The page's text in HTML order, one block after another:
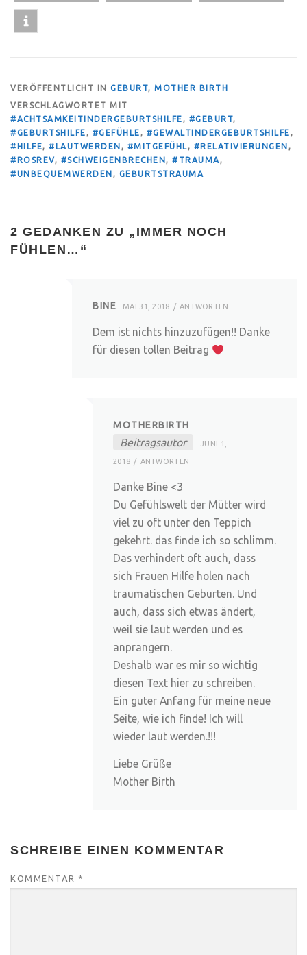
VERÖFFENTLICHT IN GEBURT, MOTHER BIRTH
VERSCHLAGWORTET MIT
#ACHTSAMKEITINDERGEBURTSHILFE, #GEBURT,
#GEBURTSHILFE, #GEFÜHLE, #GEWALTINDERGEBURTSHILFE,
#HILFE, #LAUTWERDEN, #MITGEFÜHL, #RELATIVIERUNGEN,
#ROSREV, #SCHWEIGENBRECHEN, #TRAUMA,
#UNBEQUEMWERDEN, GEBURTSTRAUMA
2 GEDANKEN ZU „ IMMER NOCH
FÜHLEN… “
BINE MAI 31, 2018 ANTWORTEN
Dem ist nichts hinzuzufügen!! Danke
für diesen tollen Beitrag
MOTHERBIRTH
Beitragsautor JUNI 1,
2018 ANTWORTEN
Danke Bine <3
Du Gefühlswelt der Mütter wird
viel zu oft unter den Teppich
gekehrt. das finde ich so schlimm.
Das verhindert oft auch, dass
sich Frauen Hilfe holen nach
traumatischen Geburten. Und
auch, dass sich etwas ändert,
weil sie laut werden und es
anprangern.
Deshalb war es mir so wichtig
diesen Text hier zu schreiben.
Ein guter Anfang für meine neue
Seite, wie ich finde! Ich will
wieder laut werden.!!!
Liebe Grüße
Mother Birth
SCHREIBE EINEN KOMMENTAR
KOMMENTAR *